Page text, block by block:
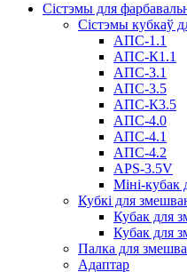
Сістэмы для
Сістэмы кубкаў
АПС-1.1
АПС-К1.1
АПС-3.1
АПС-3.5
АПС-К3.5
АПС-4.0
АПС-4.1
АПС-4.2
APS-3.5V
Міні-кубак
Кубкі для
Кубак для
Кубак для
Палка для
Адаптар